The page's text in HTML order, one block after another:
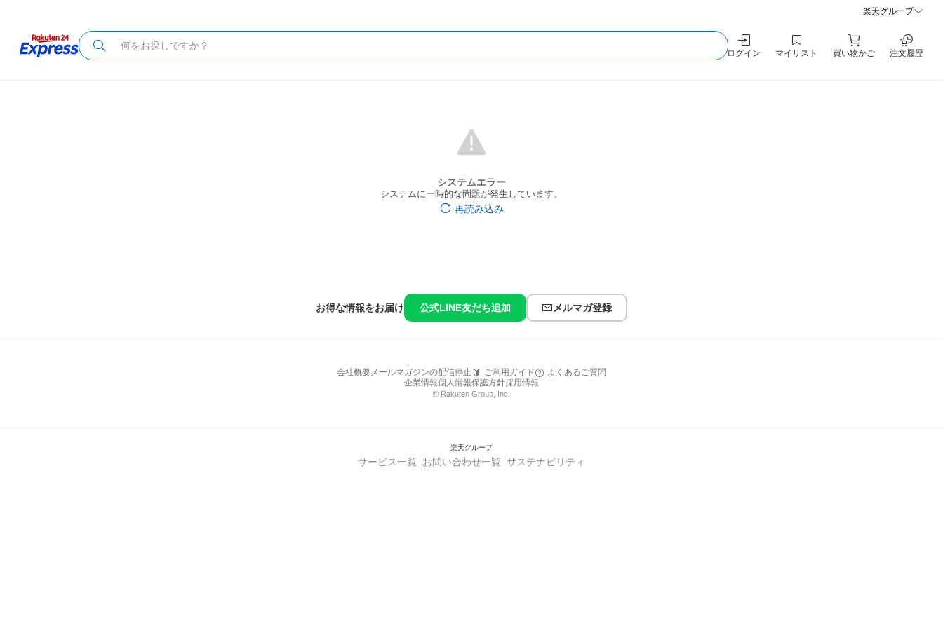
楽天グループ
ログイン マイリスト 買い物かご 注文履歴
システムエラー
システムに一時的な問題が発生しています。
再読み込み
お得な情報をお届け 公式LINE友だち追加 メルマガ登録
会社概要メールマガジンの配信停止 ご利用ガイド
よくあるご質問
企業情報個人情報保護方針採用情報
© Rakuten Group, Inc.
楽天グループ
サービス一覧 お問い合わせ一覧 サステナビリティ